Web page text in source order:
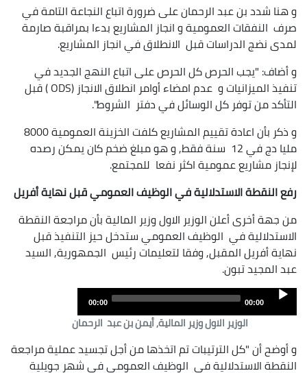
و هنا شدد بن عبد الرحمان على ضرورة اتباع النجاعة التامة في
صرف النفقات العمومية و انجاز المشاريع بدءا بمراقبة صارمة
لمدى نضج الدراسات قبل الانطلاق في انجاز المشاريع.
و أضاف: "يجب الحرص كل الحرص على اتباع النهج الجديد في
تنفيذ الميزانيات و عدم امضاء أوامر انطلاق الانجاز (ODS ) قبل
التأكد من توفر كل الوسائل في دفتر الشروط".
و ذكر بأن اعادة تقييم المشاريع كلفت الخزينة العمومية 8000
مليا دج في 12 سنة فقط, و هو مبلغ ضخم كان يمكن رصده
لإنجاز مشاريع عمومية اكثر نفعا للمجتمع.
رفع النقطة الاستدلالية في الوظيف العمومي قبل نهاية أفريل
من جهة أخرى أعلن الوزير الاول وزير المالية بأن مراجعة النقطة
الاستدلالية في الوظيف العمومي ستدخل حيز التنفيذ قبل
نهاية أفريل المقبل, وفقا لتعليمات رئيس الجمهورية, السيد
عبد المجيد تبون.
Audio
Player
00:00
00:00
الوزير الاول وزير المالية, أيمن بن عبد الرحمان
و أوضح أن "كل الترتيبات تم اتخذها من أجل تجسيد عملية مراجعة
النقطة الاستدلالية في الوظيف العمومي في شهر جويلية